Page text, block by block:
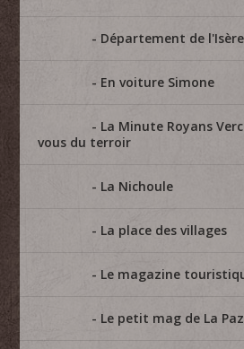
Département de l'Isère
En voiture Simone
La Minute Royans
vous du terroir
La Nichoule
La place des villages
Le magazine
Le petit mag de La Paz